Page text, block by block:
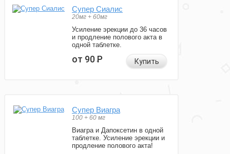
Супер Сиалис
20мг + 60мг
Усиление эрекции до 36 часов
и продление полового акта в
одной таблетке.
от 90Р Купить
Супер Виагра
100 + 60 мг
Виагра и Дапоксетин в одной
таблетке. Усиление эрекции и
продление полового акта!